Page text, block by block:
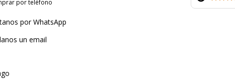
por teléfono
por WhatsApp
un email